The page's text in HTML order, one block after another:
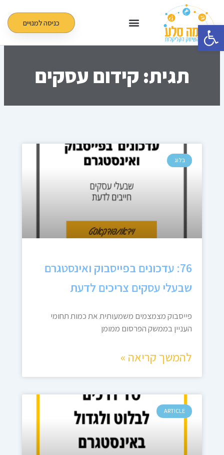
פתח סרגל נגישות
לתוכן
כניסה למנויים
תגית: קידום עסקים
בלוג
76: עדכונים בפייסבוק ואינסטגרם
שבעלי עסקים צריכים לדעת
פייסבוק מצמצמים משמעותית את כמות תחומי
העניין בממשק הפרסום ממומן
להמשך קריאה »
ARTICLE
עמודעמודעמוד